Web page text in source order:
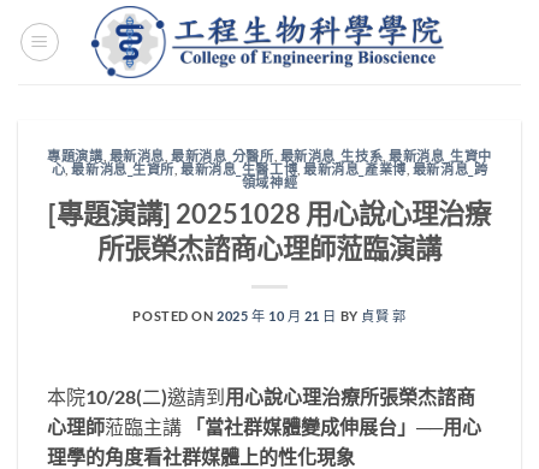
專題演講, 最新消息 ,最新消息_分醫所 最新消息_生技系 ,最新消息_生資中
心 ,最新消息_生資所 ,最新消息_生醫工博,最新消息_產業博, 最新消息_跨
領域神經
[專題演講] 20251028 用心說心理治療
所張榮杰諮商心理師蒞臨演講
POSTED ON2025 年 10 月 21 日 BY 貞賢 郭
本院10/28(二)邀請到用心說心理治療所張榮杰諮商
心理師蒞臨主講
「當社群媒體變成伸展台」──用心
理學的角度看社群媒體上的性化現象